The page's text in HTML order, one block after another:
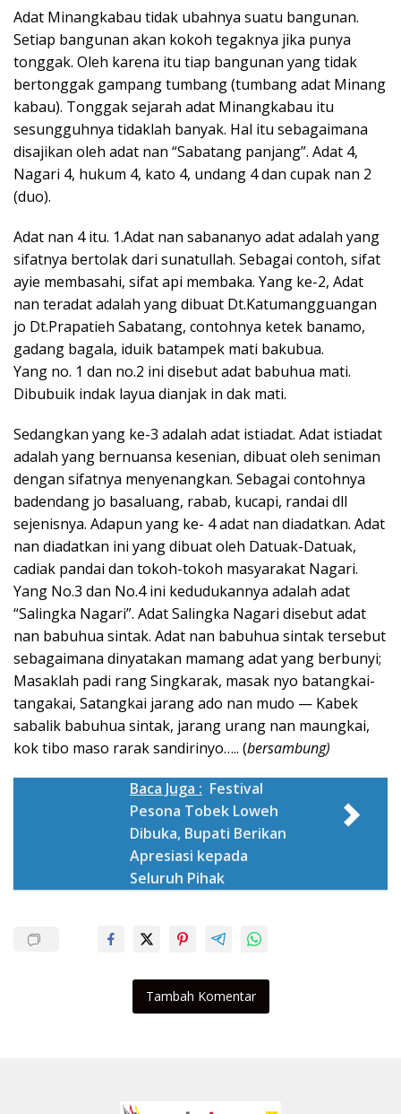
Adat Minangkabau tidak ubahnya suatu bangunan.
Setiap bangunan akan kokoh tegaknya jika punya
tonggak. Oleh karena itu tiap bangunan yang tidak
bertonggak gampang tumbang (tumbang adat Minang
kabau). Tonggak sejarah adat Minangkabau itu
sesungguhnya tidaklah banyak. Hal itu sebagaimana
disajikan oleh adat nan “Sabatang panjang”. Adat 4,
Nagari 4, hukum 4, kato 4, undang 4 dan cupak nan 2
(duo).
Adat nan 4 itu. 1.Adat nan sabananyo adat adalah yang
sifatnya bertolak dari sunatullah. Sebagai contoh, sifat
ayie membasahi, sifat api membaka. Yang ke-2, Adat
nan teradat adalah yang dibuat Dt.Katumangguangan
jo Dt.Prapatieh Sabatang, contohnya ketek banamo,
gadang bagala, iduik batampek mati bakubua.
Yang no. 1 dan no.2 ini disebut adat babuhua mati.
Dibubuik indak layua dianjak in dak mati.
Sedangkan yang ke-3 adalah adat istiadat. Adat istiadat
adalah yang bernuansa kesenian, dibuat oleh seniman
dengan sifatnya menyenangkan. Sebagai contohnya
badendang jo basaluang, rabab, kucapi, randai dll
sejenisnya. Adapun yang ke- 4 adat nan diadatkan. Adat
nan diadatkan ini yang dibuat oleh Datuak-Datuak,
cadiak pandai dan tokoh-tokoh masyarakat Nagari.
Yang No.3 dan No.4 ini kedudukannya adalah adat
“Salingka Nagari”. Adat Salingka Nagari disebut adat
nan babuhua sintak. Adat nan babuhua sintak tersebut
sebagaimana dinyatakan mamang adat yang berbunyi;
Masaklah padi rang Singkarak, masak nyo batangkai-
tangakai, Satangkai jarang ado nan mudo — Kabek
sabalik babuhua sintak, jarang urang nan maungkai,
kok tibo maso rarak sandirinyo….. (bersambung)
Baca Juga : Festival
Pesona Tobek Loweh
Dibuka, Bupati Berikan
Apresiasi kepada
Seluruh Pihak
Tambah Komentar